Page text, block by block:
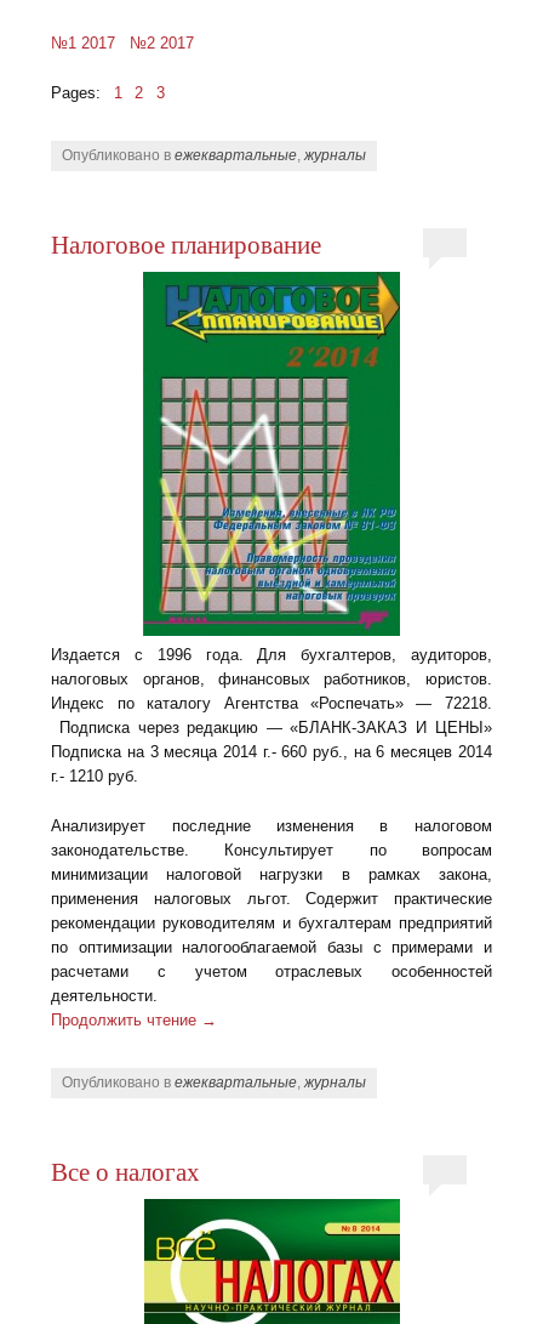
№1 2017 №2 2017
Pages: 1 2 3
Опубликовано вежеквартальные ,журналы
Налоговое планирование
Издается с 1996 года. Для бухгалтеров, аудиторов,
налоговых органов, финансовых работников, юристов.
Индекс по каталогу Агентства «Роспечать» — 72218.
Подписка через редакцию — «БЛАНК-ЗАКАЗ И ЦЕНЫ»
Подписка на 3 месяца 2014 г.- 660 руб., на 6 месяцев 2014
г.- 1210 руб.
Анализирует последние изменения в налоговом
законодательстве. Консультирует по вопросам
минимизации налоговой нагрузки в рамках закона,
применения налоговых льгот. Содержит практические
рекомендации руководителям и бухгалтерам предприятий
по оптимизации налогооблагаемой базы с примерами и
расчетами с учетом отраслевых особенностей
деятельности.
Продолжить чтение →
Опубликовано вежеквартальные ,журналы
Все о налогах